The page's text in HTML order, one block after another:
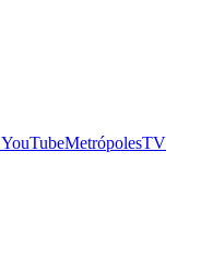
YouTubeMetrópolesTV